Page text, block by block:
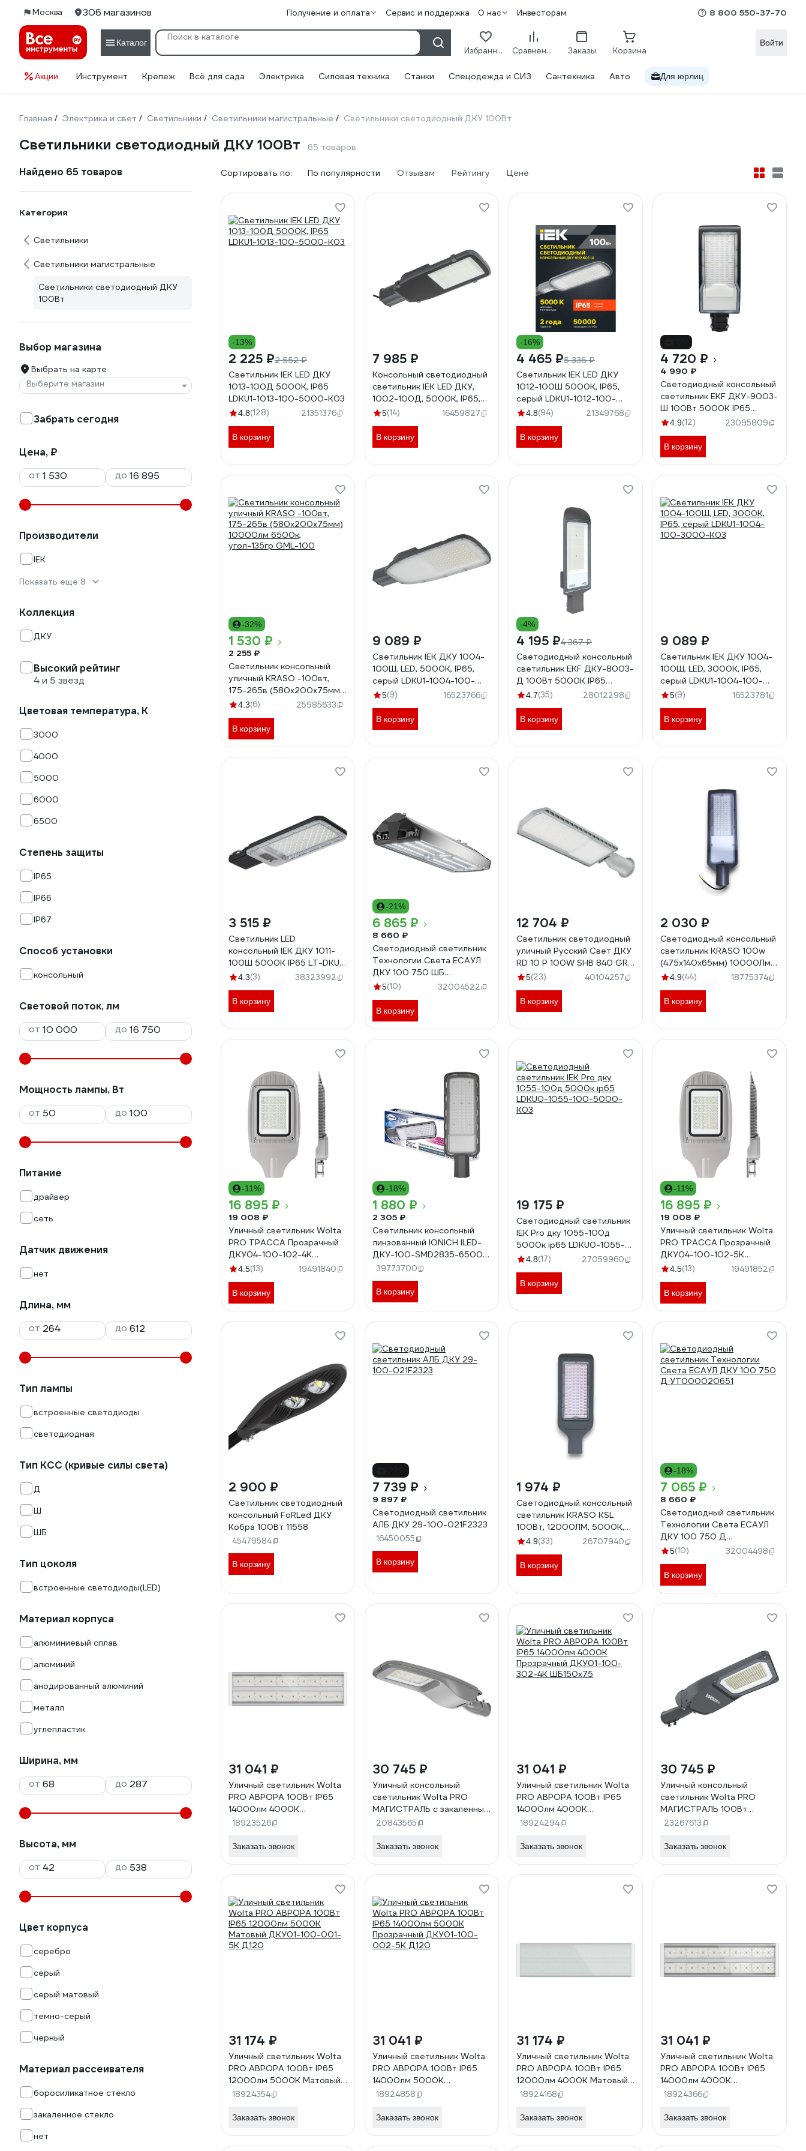
Москва 306 магазинов Получение и оплата Сервис и поддержка О нас Инвесторам 8 800 550-37-70
Каталог
Избранное Сравнение Заказы Корзина
Войти
Акции Инструмент Крепеж Всё для сада Электрика Силовая техника Станки Спецодежда и СИЗ Сантехника Авто Для юрлиц
Главная / Электрика и свет / Светильники / Светильники магистральные / Светильники светодиодный ДКУ 100Вт
Светильники светодиодный ДКУ 100Вт 65 товаров
Найдено 65 товаров
Категория
Светильники
Светильники магистральные
Светильники светодиодный ДКУ
100Вт
Выбор магазина
Выбрать на карте
Выберите магазин
Забрать сегодня
Цена, ₽
от
до
Производители
IEK
Показать еще 8
Коллекция
ДКУ
Высокий рейтинг
4 и 5 звезд
Цветовая температура, К
3000
4000
5000
6000
6500
Степень защиты
IP65
IP66
IP67
Способ установки
консольный
Световой поток, лм
от
до
Мощность лампы, Вт
от
до
Питание
драйвер
сеть
Датчик движения
нет
Длина, мм
от
до
Тип лампы
встроенные светодиоды
светодиодная
Тип КСС (кривые силы света)
Д
Ш
ШБ
Тип цоколя
встроенные светодиоды(LED)
Материал корпуса
алюминиевый сплав
алюминий
анодированный алюминий
металл
углепластик
Ширина, мм
от
до
Высота, мм
от
до
Цвет корпуса
серебро
серый
серый матовый
темно-серый
черный
Материал рассеивателя
боросиликатное стекло
закаленное стекло
нет
Сортировать по: По популярности Отзывам Рейтингу Цене
-13%
2 225 ₽2 552 ₽
Светильник IEK LED ДКУ
1013-100Д 5000К, IP65
LDKU1-1013-100-5000-K03
4.8(128) 21351376
В корзину
7 985 ₽
Консольный светодиодный
светильник IEK LED ДКУ,
1002-100Д, 5000К, IP65,
серый LDKU0-1002-100-
5(14) 16459827
В корзину
-16%
4 465 ₽5 336 ₽
Светильник IEK LED ДКУ
1012-100Ш 5000К, IP65,
серый LDKU1-1012-100-
5000-K03
4.8(94) 21349768
В корзину
4 720 ₽
4 990 ₽
Светодиодный консольный
светильник EKF ДКУ-9003-
Ш 100Вт 5000К IP65
PROxima SLL-9003-100-
4.9(12) 23095809
В корзину
-32%
1 530 ₽
2 255 ₽
Светильник консольный
уличный KRASO -100вт,
175-265в (580х200х75мм)
10000лм 6500к,
4.3(6) 25985633
В корзину
9 089 ₽
Светильник IEK ДКУ 1004-
100Ш, LED, 5000К, IP65,
серый LDKU1-1004-100-
5000-K03
5(9) 16523766
В корзину
-4%
4 195 ₽4 367 ₽
Светодиодный консольный
светильник EKF ДКУ-8003-
Д 100Вт 5000К IP65
PROxima SLL-8003-100-
4.7(35) 28012298
В корзину
9 089 ₽
Светильник IEK ДКУ 1004-
100Ш, LED, 3000К, IP65,
серый LDKU1-1004-100-
3000-K03
5(9) 16523781
В корзину
3 515 ₽
Светильник LED
консольный IEK ДКУ 1011-
100Ш 5000К IP65 LT-DKU1-
1011-100-50-K03
4.3(3) 38323992
В корзину
-21%
6 865 ₽
8 660 ₽
Светодиодный светильник
Технологии Света ЕСАУЛ
ДКУ 100 750 ШБ
УТ000020653
5(10) 32004522
В корзину
12 704 ₽
Светильник светодиодный
уличный Русский Свет ДКУ
RD 10 P 100W SHB 840 GR
566x177мм 100Вт 4000К
17121023275
5(23) 40104257
В корзину
2 030 ₽
Светодиодный консольный
светильник KRASO 100w
(475x140x65мм) 10000Лм
6500К IP65 DL-100
4.9(44) 18775374
В корзину
-11%
16 895 ₽
19 008 ₽
Уличный светильник Wolta
PRO ТРАССА Прозрачный
ДКУ04-100-102-4К
ШО140х60
4.5(13) 19491840
В корзину
-18%
1 880 ₽
2 305 ₽
Светильник консольный
линзованный IONICH ILED-
ДКУ-100-SMD2835-6500-
L-IP65 2142
39773700
В корзину
19 175 ₽
Светодиодный светильник
IEK Pro дку 1055-100д
5000к ip65 LDKU0-1055-
100-5000-K03
4.8(17) 27059960
В корзину
-11%
16 895 ₽
19 008 ₽
Уличный светильник Wolta
PRO ТРАССА Прозрачный
ДКУ04-100-102-5К
ШО140x60 ДКУ04-100-
4.5(13) 19491852
В корзину
2 900 ₽
Светильник светодиодный
консольный FoRLed ДКУ
Кобра 100Вт 11558
45479584
В корзину
7 739 ₽
9 897 ₽
Светодиодный светильник
АЛБ ДКУ 29-100-021F2323
16450055
В корзину
1 974 ₽
Светодиодный консольный
светильник KRASO KSL
100Вт, 12000ЛМ, 5000К,
IP65 (DL-100) ДКУ 01-100
4.9(33) 26707940
В корзину
-18%
7 065 ₽
8 660 ₽
Светодиодный светильник
Технологии Света ЕСАУЛ
ДКУ 100 750 Д
УТ000020651
5(10) 32004498
В корзину
31 041 ₽
Уличный светильник Wolta
PRO АВРОРА 100Вт IP65
14000лм 4000K
Прозрачный ДКУ01-100-
18923526
Заказать звонок
30 745 ₽
Уличный консольный
светильник Wolta PRO
МАГИСТРАЛЬ с закаленным
стеклом ДКУ05-100-302-
302-4К ШБ130х75
20843565
Заказать звонок
31 041 ₽
Уличный светильник Wolta
PRO АВРОРА 100Вт IP65
14000лм 4000K
Прозрачный ДКУ01-100-
18924294
Заказать звонок
30 745 ₽
Уличный консольный
светильник Wolta PRO
МАГИСТРАЛЬ 100Вт
ДКУ05-100-302-5К
23267613
Заказать звонок
31 174 ₽
Уличный светильник Wolta
PRO АВРОРА 100Вт IP65
12000лм 5000K Матовый
ДКУ01-100-001-5К Д120
18924354
Заказать звонок
31 041 ₽
Уличный светильник Wolta
PRO АВРОРА 100Вт IP65
14000лм 5000K
Прозрачный ДКУ01-100-
18924858
Заказать звонок
31 174 ₽
Уличный светильник Wolta
PRO АВРОРА 100Вт IP65
12000лм 4000K Матовый
ДКУ01-100-001-4К Д120
18924168
Заказать звонок
31 041 ₽
Уличный светильник Wolta
PRO АВРОРА 100Вт IP65
14000лм 4000K
Прозрачный ДКУ01-100-
18924366
Заказать звонок